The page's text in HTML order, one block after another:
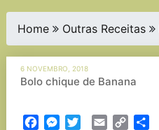
Home Outras Receitas
6 NOVEMBRO, 2018
Bolo chique de Banana
FacebookMessenger
TwitterEmail Copy